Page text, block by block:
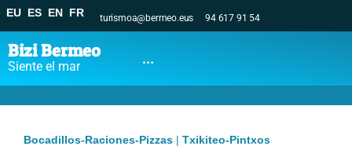
EU ES EN FR turismoa@bermeo.eus 94 617 91 54
Bizi Bermeo
Siente el mar ...
Bocadillos-Raciones-Pizzas | Txikiteo-Pintxos